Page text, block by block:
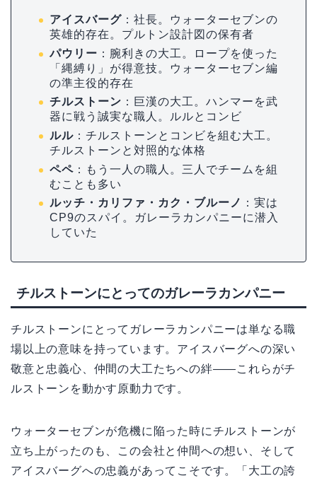
アイスバーグ ：社長。ウォーターセブンの
英雄的存在。プルトン設計図の保有者
パウリー ：腕利きの大工。ロープを使った
「縄縛り」が得意技。ウォーターセブン編
の準主役的存在
チルストーン ：巨漢の大工。ハンマーを武
器に戦う誠実な職人。ルルとコンビ
ルル ：チルストーンとコンビを組む大工。
チルストーンと対照的な体格
ペペ ：もう一人の職人。三人でチームを組
むことも多い
ルッチ・カリファ・カク・ブルーノ ：実は
CP9のスパイ。ガレーラカンパニーに潜入
していた
チルストーンにとってのガレーラカンパニー
チルストーンにとってガレーラカンパニーは単なる職
場以上の意味を持っています。アイスバーグへの深い
敬意と忠義心、仲間の大工たちへの絆——これらがチ
ルストーンを動かす原動力です。
ウォーターセブンが危機に陥った時にチルストーンが
立ち上がったのも、この会社と仲間への想い、そして
アイスバーグへの忠義があってこそです。「大工の誇